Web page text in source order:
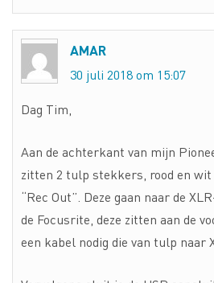
AMAR
30 juli 2018 om 15:07
Dag Tim,
Aan de achterkant van mijn
zitten 2 tulp stekkers, rood en wit
“Rec Out”. Deze gaan naar de
de Focusrite, deze zitten aan de
een kabel nodig die van tulp naar